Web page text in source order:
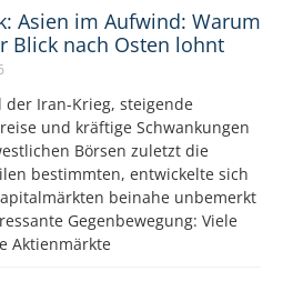
Asien im Aufwind: Warum
Blick nach Osten lohnt
der Iran-Krieg, steigende
und kräftige Schwankungen
Börsen zuletzt die
bestimmten, entwickelte sich
beinahe unbemerkt
Gegenbewegung: Viele
Aktienmärkte